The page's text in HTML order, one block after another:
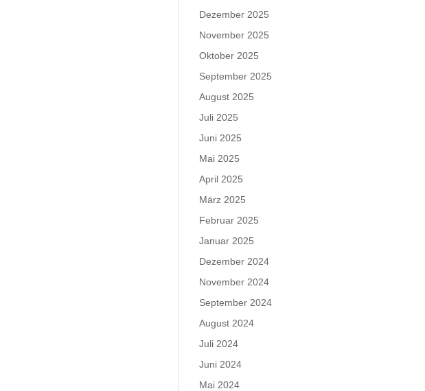
Dezember 2025
November 2025
Oktober 2025
September 2025
August 2025
Juli 2025
Juni 2025
Mai 2025
April 2025
März 2025
Februar 2025
Januar 2025
Dezember 2024
November 2024
September 2024
August 2024
Juli 2024
Juni 2024
Mai 2024